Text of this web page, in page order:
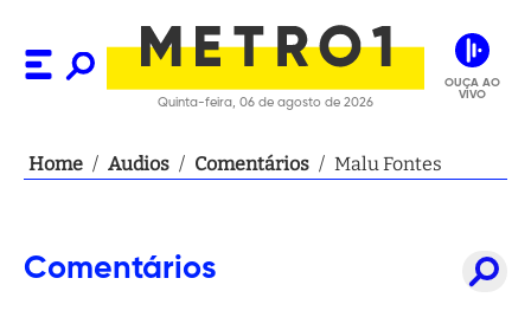
Quinta-feira, 06 de agosto de 2026
OUÇA AO
VIVO
Home / Audios / Comentários / Malu Fontes
Comentários